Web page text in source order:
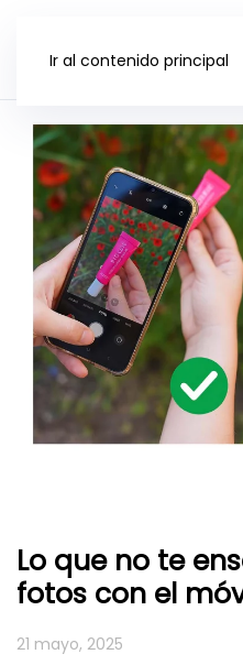
Ir al contenido principal
Lo que no te
fotos con el
21 mayo, 2025